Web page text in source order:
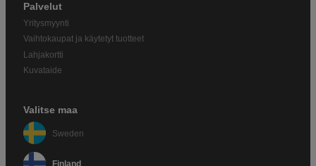
Palvelut
Yritysmyynti
Vaihtokaupat ja käytetyt tuotteet
Lahjakortti
Kuvataide
Valitse maa
Sweden
Finland